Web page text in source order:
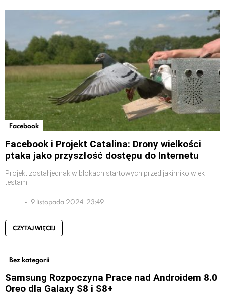
Facebook
Facebook i Projekt Catalina: Drony wielkości
ptaka jako przyszłość dostępu do Internetu
Projekt został jednak w blokach startowych przed jakimikolwiek
testami
9 listopada 2024, 23:49
CZYTAJ WIĘCEJ
Bez kategorii
Samsung Rozpoczyna Prace nad Androidem 8.0
Oreo dla Galaxy S8 i S8+